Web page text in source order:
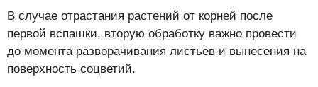
В случае отрастания растений от корней после
первой вспашки, вторую обработку важно провести
до момента разворачивания листьев и вынесения на
поверхность соцветий.